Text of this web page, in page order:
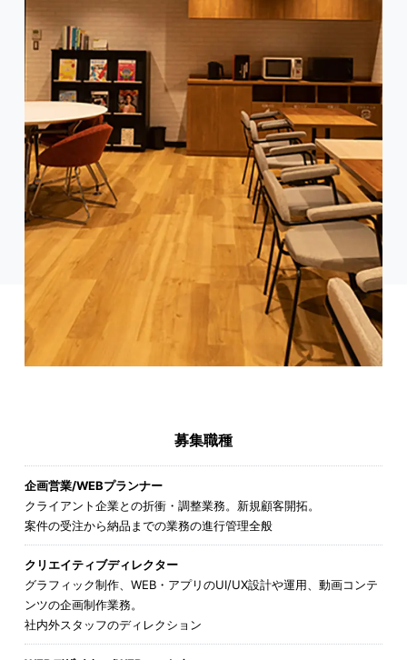
募集職種
企画営業/WEBプランナー
クライアント企業との折衝・調整業務。新規顧客開拓。
案件の受注から納品までの業務の進行管理全般
クリエイティブディレクター
グラフィック制作、WEB・アプリのUI/UX設計や運用、動画コンテ
ンツの企画制作業務。
社内外スタッフのディレクション